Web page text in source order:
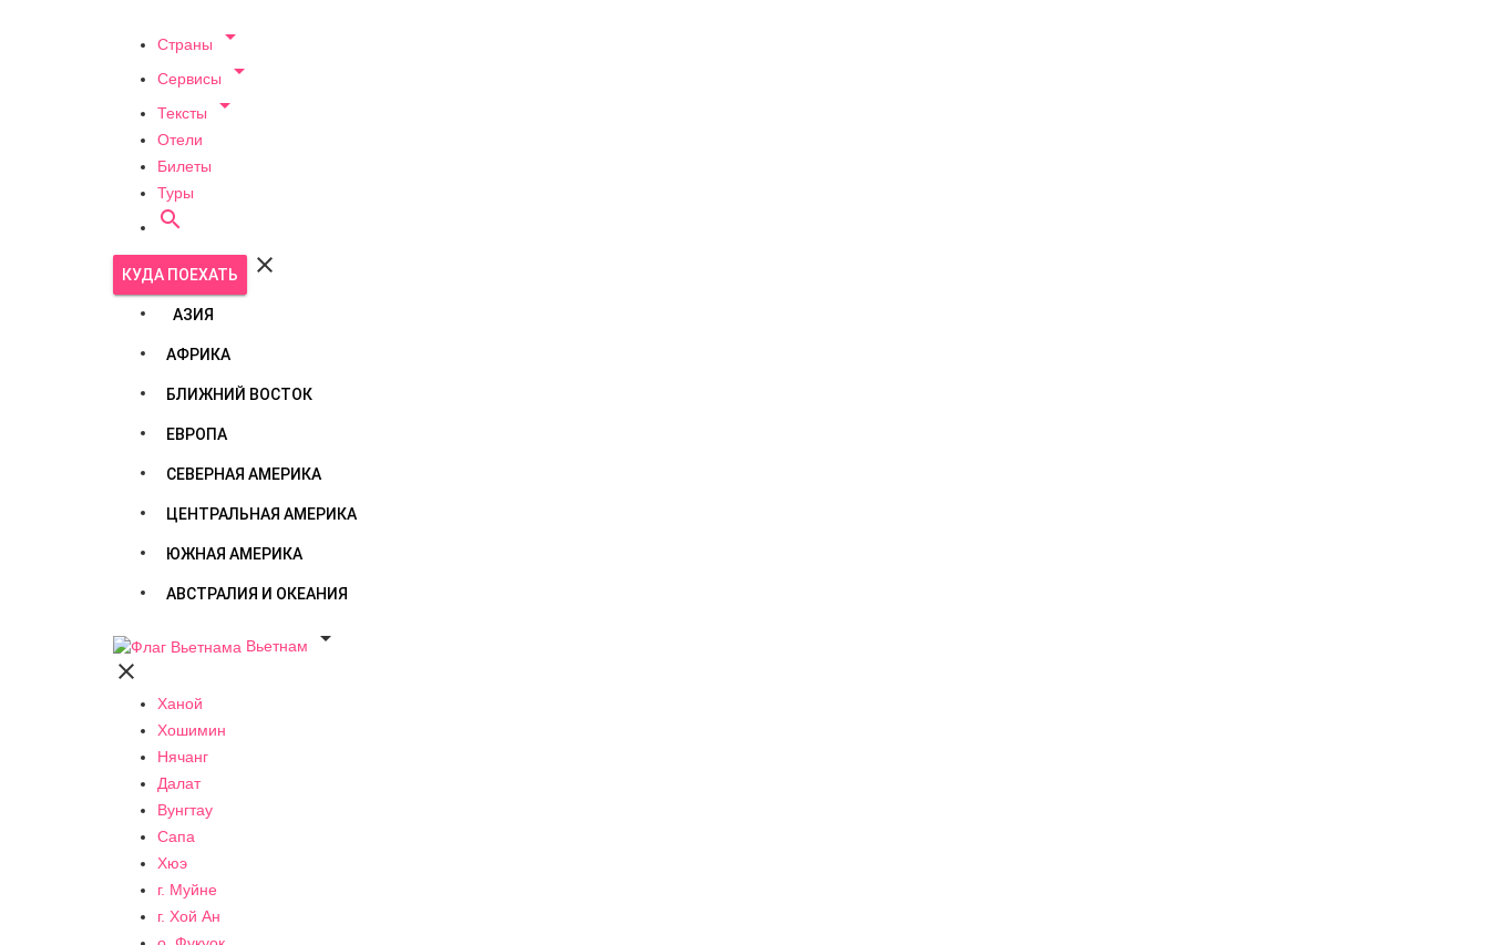
Страны 
Сервисы 
Тексты 
Отели
Билеты
Туры

КУДА ПОЕХАТЬ 
АЗИЯ
АФРИКА
БЛИЖНИЙ ВОСТОК
ЕВРОПА
СЕВЕРНАЯ АМЕРИКА
ЦЕНТРАЛЬНАЯ АМЕРИКА
ЮЖНАЯ АМЕРИКА
АВСТРАЛИЯ И ОКЕАНИЯ
Вьетнам


Ханой
Хошимин
Нячанг
Далат
Вунгтау
Сапа
Хюэ
г. Муйне
г. Хой Ан